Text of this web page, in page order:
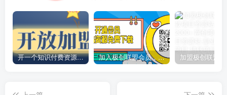
开一个知识付费资源网站，小白也能日入1000+ 加入极创联盟会员，全站资源免费学习。